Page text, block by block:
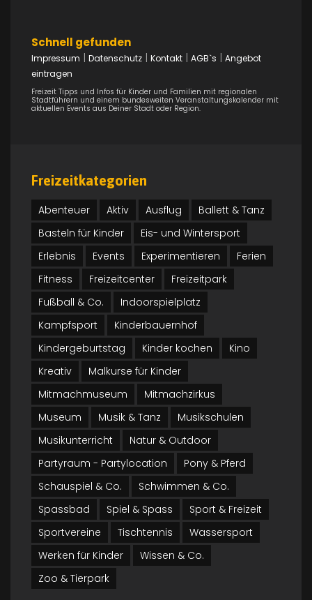
Schnell gefunden
Impressum | Datenschutz | Kontakt | AGB`s | Angebot
eintragen
Freizeit Tipps und Infos für Kinder und Familien mit regionalen
Stadtführern und einem bundesweiten Veranstaltungskalender mit
aktuellen Events aus Deiner Stadt oder Region.
Freizeitkategorien
Abenteuer Aktiv Ausflug
Ballett & Tanz
Basteln für Kinder
Eis- und Wintersport
Erlebnis
Events Experimentieren
Ferien
Fitness
Freizeitcenter
Freizeitpark
Fußball & Co.
Indoorspielplatz
Kampfsport
Kinderbauernhof
Kindergeburtstag
Kinder kochen
Kino
Kreativ
Malkurse für Kinder
Mitmachmuseum
Mitmachzirkus
Museum
Musik & Tanz
Musikschulen
Musikunterricht
Natur & Outdoor
Partyraum - Partylocation
Pony & Pferd
Schauspiel & Co.
Schwimmen & Co.
Spassbad
Spiel & Spass
Sport & Freizeit
Sportvereine
Tischtennis
Wassersport
Werken für Kinder
Wissen & Co.
Zoo & Tierpark